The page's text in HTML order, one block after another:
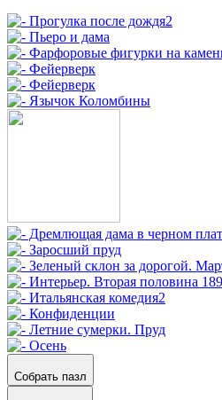
Собрать пазл